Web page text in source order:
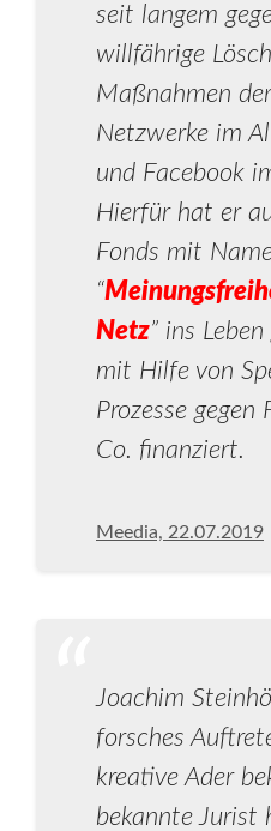
seit langem
willfährige
Maßnahmen
Netzwerke im
und Facebook
Hierfür hat er
Fonds mit
“
Netz” ins
mit Hilfe von
Prozesse gegen
Co. finanziert.
Meedia, 22.07.2019
Joachim
forsches
kreative Ader
bekannte Jurist